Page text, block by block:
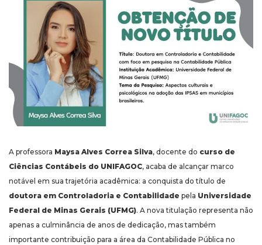
A professora Maysa Alves Correa Silva, docente do curso de
Ciências Contábeis do UNIFAGOC, acaba de alcançar marco
notável em sua trajetória acadêmica: a conquista do título de
doutora em Controladoria e Contabilidade pela Universidade
Federal de Minas Gerais (UFMG). A nova titulação representa não
apenas a culminância de anos de dedicação, mas também
importante contribuição para a área da Contabilidade Pública no